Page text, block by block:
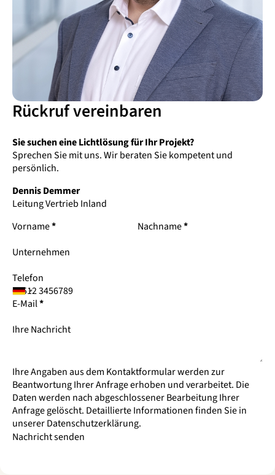
Rückruf vereinbaren
Sie suchen eine Lichtlösung für Ihr Projekt?
Sprechen Sie mit uns. Wir beraten Sie kompetent und
persönlich.
Dennis Demmer
Leitung Vertrieb Inland
Vorname* Nachname*
Unternehmen
Telefon
E-Mail*
Ihre Nachricht
Ihre Angaben aus dem Kontaktformular werden zur
Beantwortung Ihrer Anfrage erhoben und verarbeitet. Die
Daten werden nach abgeschlossener Bearbeitung Ihrer
Anfrage gelöscht. Detaillierte Informationen finden Sie in
unsererDatenschutzerklärung.
Nachricht senden